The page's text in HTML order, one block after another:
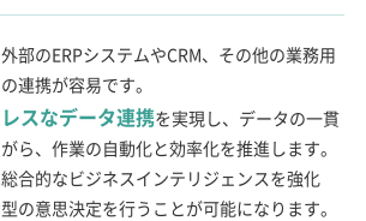
部のERPシステムやCRM、その他の業務用
連携が容易です。
スなデータ連携を実現し、データの一貫
ら、作業の自動化と効率化を推進します。
合的なビジネスインテリジェンスを強化
の意思決定を行うことが可能になります。